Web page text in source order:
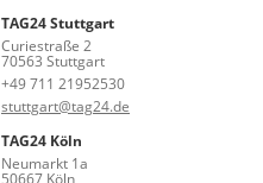
TAG24 Stuttgart
Curiestraße 2
70563 Stuttgart
+49 711 21952530
stuttgart@tag24.de
TAG24 Köln
Neumarkt 1a
50667 Köln